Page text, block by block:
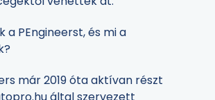
a PEngineerst, és mi a
már 2019 óta aktívan részt